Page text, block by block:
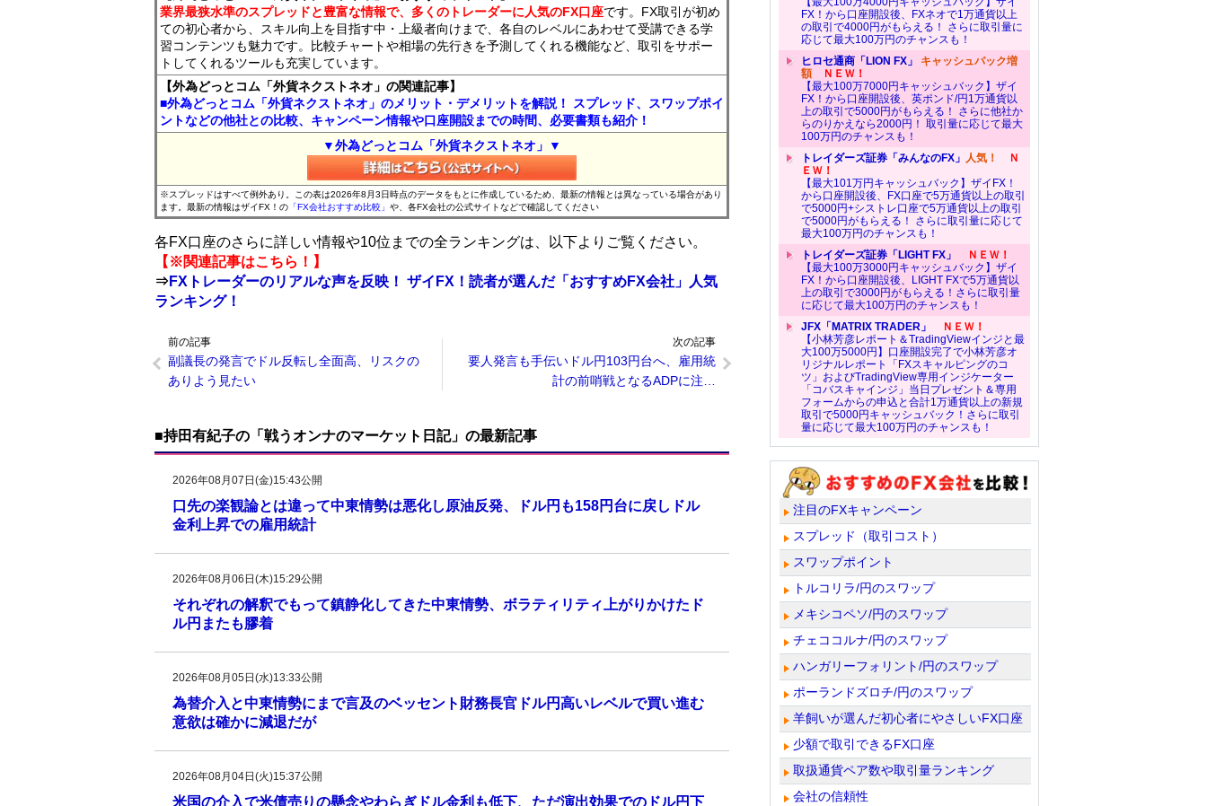
業界最狭水準のスプレッドと豊富な情報で、多くのトレーダーに人気のFX口座です。FX取引が初め
ての初心者から、スキル向上を目指す中・上級者向けまで、各自のレベルにあわせて受講できる学
習コンテンツも魅力です。比較チャートや相場の先行きを予測してくれる機能など、取引をサポー
トしてくれるツールも充実しています。
【外為どっとコム「外貨ネクストネオ」の関連記事】
■外為どっとコム「外貨ネクストネオ」のメリット・デメリットを解説！ スプレッド、スワップポイ
ントなどの他社との比較、キャンペーン情報や口座開設までの時間、必要書類も紹介！
▼外為どっとコム「外貨ネクストネオ」▼
※スプレッドはすべて例外あり。この表は2026年8月3日時点のデータをもとに作成しているため、最新の情報とは異なっている場合があり
ます。最新の情報はザイFX！の 「FX会社おすすめ比較」 や、各FX会社の公式サイトなどで確認してください
各FX口座のさらに詳しい情報や10位までの全ランキングは、以下よりご覧ください。
【※関連記事はこちら！】
⇒FXトレーダーのリアルな声を反映！ ザイFX！読者が選んだ「おすすめFX会社」人気
ランキング！
前の記事
副議長の発言でドル反転し全面高、リスクの
ありよう見たい
次の記事
要人発言も手伝いドル円103円台へ、雇用統
計の前哨戦となるADPに注…
■持田有紀子の「戦うオンナのマーケット日記」の最新記事
2026年08月07日(金)15:43公開
口先の楽観論とは違って中東情勢は悪化し原油反発、ドル円も158円台に戻しドル
金利上昇での雇用統計
2026年08月06日(木)15:29公開
それぞれの解釈でもって鎮静化してきた中東情勢、ボラティリティ上がりかけたド
ル円またも膠着
2026年08月05日(水)13:33公開
為替介入と中東情勢にまで言及のベッセント財務長官ドル円高いレベルで買い進む
意欲は確かに減退だが
2026年08月04日(火)15:37公開
米国の介入で米債売りの懸念やわらぎドル金利も低下、ただ演出効果でのドル円下
FX！から口座開設後、FXネオで1万通貨以上
の取引で4000円がもらえる！ さらに取引量に
応じて最大100万円のチャンスも！
ヒロセ通商「LION FX」 キャッシュバック増
額ＮＥＷ！
【最大100万7000円キャッシュバック】ザイ
FX！から口座開設後、英ポンド/円1万通貨以
上の取引で5000円がもらえる！ さらに他社か
らのりかえなら2000円！ 取引量に応じて最大
100万円のチャンスも！
トレイダーズ証券「みんなのFX」 人気！
Ｎ
ＥＷ！
【最大101万円キャッシュバック】ザイFX！
から口座開設後、FX口座で5万通貨以上の取引
で5000円+シストレ口座で5万通貨以上の取引
で5000円がもらえる！ さらに取引量に応じて
最大100万円のチャンスも！
トレイダーズ証券「LIGHT FX」
ＮＥＷ！
【最大100万3000円キャッシュバック】ザイ
FX！から口座開設後、LIGHT FXで5万通貨以
上の取引で3000円がもらえる！さらに取引量
に応じて最大100万円のチャンスも！
JFX「MATRIX TRADER」
ＮＥＷ！
【小林芳彦レポート＆TradingViewインジと最
大100万5000円】口座開設完了で小林芳彦オ
リジナルレポート「FXスキャルピングのコ
ツ」およびTradingView専用インジケーター
「コバスキャインジ」当日プレゼント＆専用
フォームからの申込と合計1万通貨以上の新規
取引で5000円キャッシュバック！さらに取引
量に応じて最大100万円のチャンスも！
注目のFXキャンペーン
スプレッド（取引コスト）
スワップポイント
トルコリラ/円のスワップ
メキシコペソ/円のスワップ
チェココルナ/円のスワップ
ハンガリーフォリント/円のスワップ
ポーランドズロチ/円のスワップ
羊飼いが選んだ初心者にやさしいFX口座
少額で取引できるFX口座
取扱通貨ペア数や取引量ランキング
会社の信頼性